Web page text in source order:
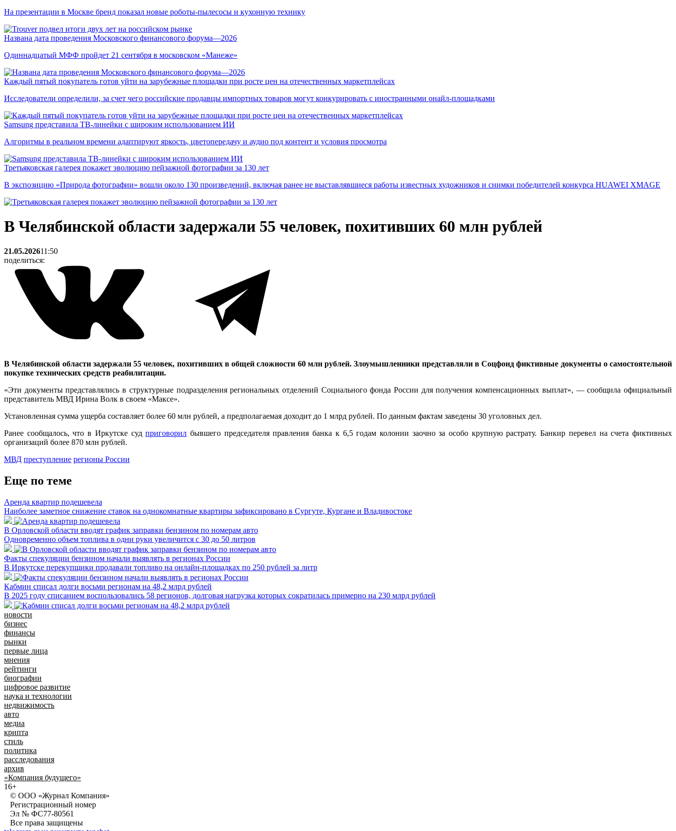
На презентации в Москве бренд показал новые роботы-пылесосы и кухонную технику
Названа дата проведения Московского финансового форума—2026
Одиннадцатый МФФ пройдет 21 сентября в московском «Манеже»
Каждый пятый покупатель готов уйти на зарубежные площадки при росте цен на отечественных маркетплейсах
Исследователи определили, за счет чего российские продавцы импортных товаров могут конкурировать с иностранными онайл-площадками
Samsung представила ТВ-линейки с широким использованием ИИ
Алгоритмы в реальном времени адаптируют яркость, цветопередачу и аудио под контент и условия просмотра
Третьяковская галерея покажет эволюцию пейзажной фотографии за 130 лет
В экспозицию «Природа фотографии» вошли около 130 произведений, включая ранее не выставлявшиеся работы известных художников и снимки победителей конкурса HUAWEI XMAGE
В Челябинской области задержали 55 человек, похитивших 60 млн рублей
21.05.202611:50
поделиться:
В Челябинской области задержали 55 человек, похитивших в общей сложности 60 млн рублей. Злоумышленники представляли в Соцфонд фиктивные документы о самостоятельной
покупке технических средств реабилитации.
«Эти документы представлялись в структурные подразделения региональных отделений Социального фонда России для получения компенсационных выплат», — сообщила официальный
представитель МВД Ирина Волк в своем «Максе».
Установленная сумма ущерба составляет более 60 млн рублей, а предполагаемая доходит до 1 млрд рублей. По данным фактам заведены 30 уголовных дел.
Ранее сообщалось, что в Иркутске судприговорил бывшего председателя правления банка к 6,5 годам колонии заочно за особо крупную растрату. Банкир перевел на счета фиктивных
организаций более 870 млн рублей.
МВД преступление регионы России
Еще по теме
Аренда квартир подешевела
Наиболее заметное снижение ставок на однокомнатные квартиры зафиксировано в Сургуте, Кургане и Владивостоке
В Орловской области вводят график заправки бензином по номерам авто
Одновременно объем топлива в одни руки увеличится с 30 до 50 литров
Факты спекуляции бензином начали выявлять в регионах России
В Иркутске перекупщики продавали топливо на онлайн-площадках по 250 рублей за литр
Кабмин списал долги восьми регионам на 48,2 млрд рублей
В 2025 году списанием воспользовались 58 регионов, долговая нагрузка которых сократилась примерно на 230 млрд рублей
новости
бизнес
финансы
рынки
первые лица
мнения
рейтинги
биографии
цифровое развитие
наука и технологии
недвижимость
авто
медиа
крипта
стиль
политика
расследования
архив
«Компания будущего»
16+
© ООО «Журнал Компания»
Регистрационный номер
Эл № ФС77-80561
Все права защищены